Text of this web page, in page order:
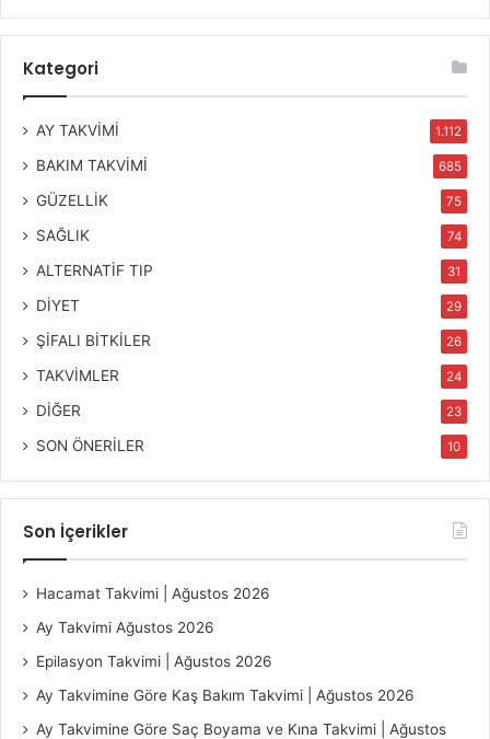
Kategori
AY TAKVİMİ 1.112
BAKIM TAKVİMİ 685
GÜZELLİK 75
SAĞLIK 74
ALTERNATİF TIP 31
DİYET 29
ŞİFALI BİTKİLER 26
TAKVİMLER 24
DİĞER 23
SON ÖNERİLER 10
Son İçerikler
Hacamat Takvimi | Ağustos 2026
Ay Takvimi Ağustos 2026
Epilasyon Takvimi | Ağustos 2026
Ay Takvimine Göre Kaş Bakım Takvimi | Ağustos 2026
Ay Takvimine Göre Saç Boyama ve Kına Takvimi | Ağustos